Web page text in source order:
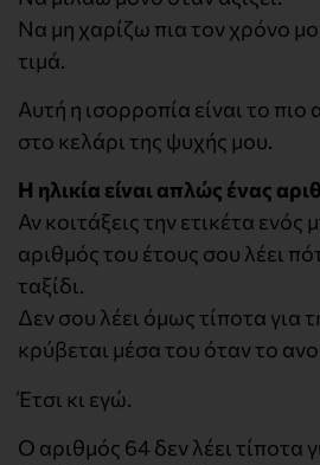
Να μη χαρίζω πια τον χρόνο
τιμά.
Αυτή η ισορροπία είναι το πιο
στο κελάρι της ψυχής μου.
Η ηλικία είναι απλώς ένας
Αν κοιτάξεις την ετικέτα ενός
αριθμός του έτους σου λέει
ταξίδι.
Δεν σου λέει όμως τίποτα για
κρύβεται μέσα του όταν το
Έτσι κι εγώ.
Ο αριθμός 64 δεν λέει τίποτα